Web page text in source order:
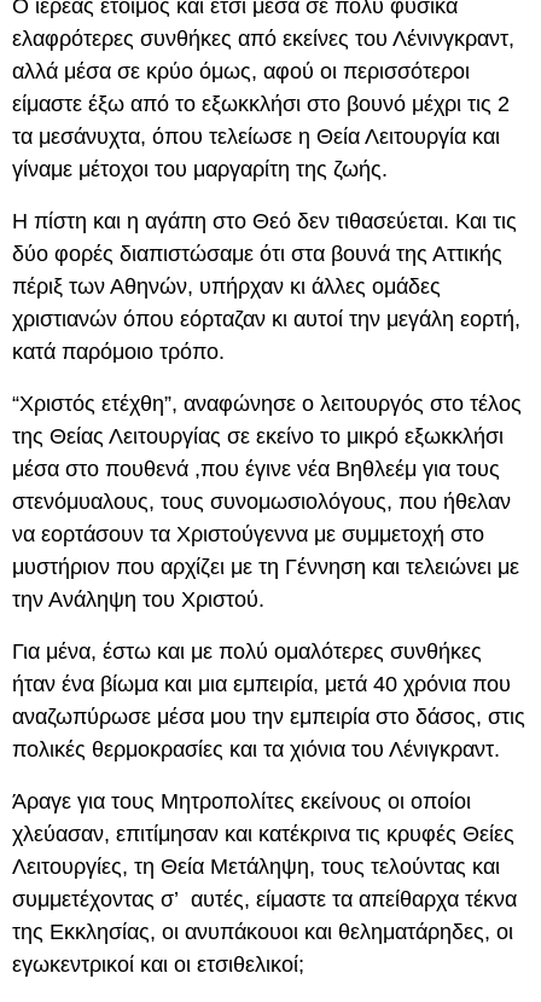
Ο ιερέας έτοιμος και έτσι μέσα σε πολύ φυσικά
ελαφρότερες συνθήκες από εκείνες του Λένινγκραντ,
αλλά μέσα σε κρύο όμως, αφού οι περισσότεροι
είμαστε έξω από το εξωκκλήσι στο βουνό μέχρι τις 2
τα μεσάνυχτα, όπου τελείωσε η Θεία Λειτουργία και
γίναμε μέτοχοι του μαργαρίτη της ζωής.
Η πίστη και η αγάπη στο Θεό δεν τιθασεύεται. Και τις
δύο φορές διαπιστώσαμε ότι στα βουνά της Αττικής
πέριξ των Αθηνών, υπήρχαν κι άλλες ομάδες
χριστιανών όπου εόρταζαν κι αυτοί την μεγάλη εορτή,
κατά παρόμοιο τρόπο.
“Χριστός ετέχθη”, αναφώνησε ο λειτουργός στο τέλος
της Θείας Λειτουργίας σε εκείνο το μικρό εξωκκλήσι
μέσα στο πουθενά ,που έγινε νέα Βηθλεέμ για τους
στενόμυαλους, τους συνομωσιολόγους, που ήθελαν
να εορτάσουν τα Χριστούγεννα με συμμετοχή στο
μυστήριον που αρχίζει με τη Γέννηση και τελειώνει με
την Ανάληψη του Χριστού.
Για μένα, έστω και με πολύ ομαλότερες συνθήκες
ήταν ένα βίωμα και μια εμπειρία, μετά 40 χρόνια που
αναζωπύρωσε μέσα μου την εμπειρία στο δάσος, στις
πολικές θερμοκρασίες και τα χιόνια του Λένιγκραντ.
Άραγε για τους Μητροπολίτες εκείνους οι οποίοι
χλεύασαν, επιτίμησαν και κατέκρινα τις κρυφές Θείες
Λειτουργίες, τη Θεία Μετάληψη, τους τελούντας και
συμμετέχοντας σ’ αυτές, είμαστε τα απείθαρχα τέκνα
της Εκκλησίας, οι ανυπάκουοι και θεληματάρηδες, οι
εγωκεντρικοί και οι ετσιθελικοί;